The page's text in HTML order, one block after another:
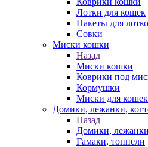
Лотки для кошек
Пакеты для
Совки
Миски кошки
Назад
Миски кошки
Коврики под
Кормушки
Миски для кошек
Домики, лежанки,
Назад
Домики,
Гамаки, тоннели